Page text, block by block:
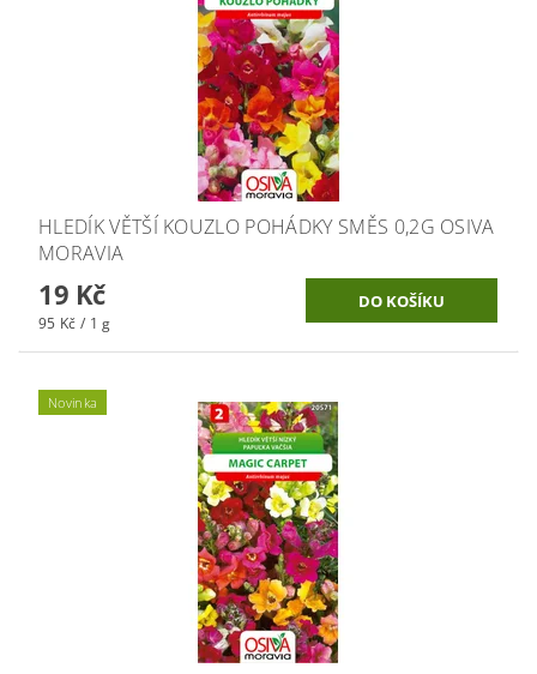
HLEDÍK VĚTŠÍ KOUZLO POHÁDKY SMĚS 0,2G OSIVA
MORAVIA
19 Kč
95 Kč / 1 g
Novinka